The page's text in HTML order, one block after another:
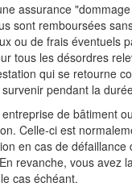
assurance
sont remboursées
ou de frais éventuels
tous les désordres
qui se retourne
pendant la
de bâtiment
Celle-ci est
en cas de défaillance
revanche, vous avez
cas échéant.